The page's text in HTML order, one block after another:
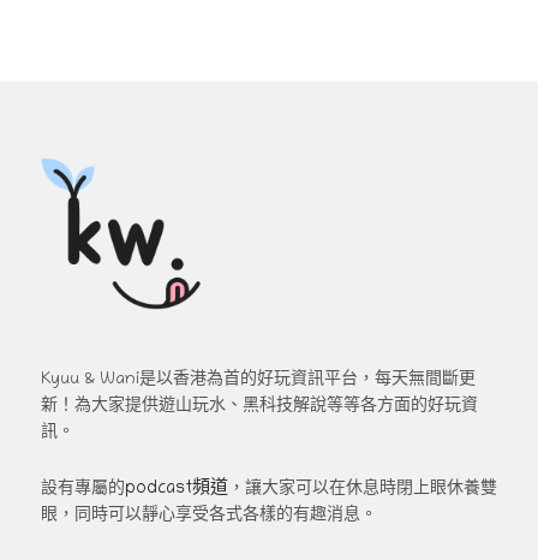
Kyuu & Wani是以香港為首的好玩資訊平台，每天無間斷更
新！為大家提供遊山玩水、黑科技解說等等各方面的好玩資
訊。
設有專屬的podcast頻道 ，讓大家可以在休息時閉上眼休養雙
眼，同時可以靜心享受各式各樣的有趣消息。